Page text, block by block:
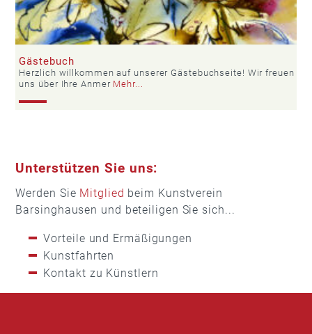
Gästebuch
Herzlich willkommen auf unserer Gästebuchseite! Wir freuen
uns über Ihre Anmer Mehr...
Unterstützen Sie uns:
Werden Sie Mitglied beim Kunstverein
Barsinghausen und beteiligen Sie sich...
Vorteile und Ermäßigungen
Kunstfahrten
Kontakt zu Künstlern